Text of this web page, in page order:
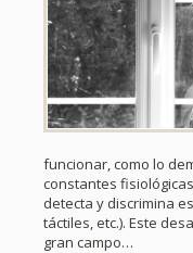
funcionar, como lo
constantes
detecta y discrimina
táctiles, etc.). Este
gran campo…